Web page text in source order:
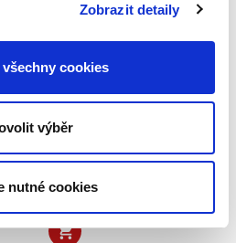
Zobrazit detaily
cookies
výběr
nutné cookies
správních žalob. K
realizovatelnosti
jednotného
žalobního typu